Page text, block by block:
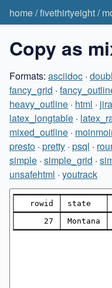
home/fivethirtyeight/
Copy as
Formats: asciidoc ·
fancy_grid ·
heavy_outline · html · jira
latex_longtable ·
mixed_outline ·
presto · pretty · psql ·
simple · simple_grid ·
unsafehtml · youtrack